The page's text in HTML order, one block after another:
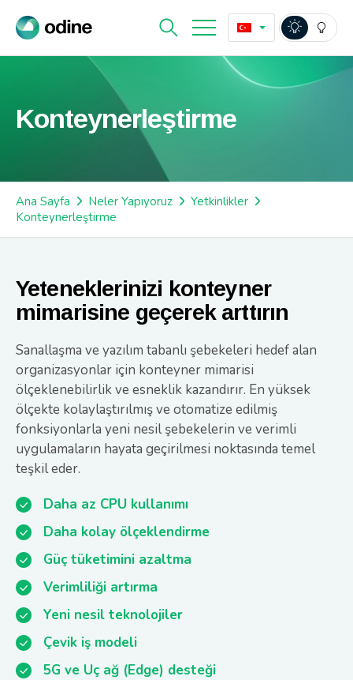
Konteynerleştirme
Ana Sayfa Neler Yapıyoruz
Yetkinlikler
Konteynerleştirme
Yeteneklerinizi konteyner
mimarisine geçerek arttırın
Sanallaşma ve yazılım tabanlı şebekeleri hedef alan
organizasyonlar için konteyner mimarisi
ölçeklenebilirlik ve esneklik kazandırır. En yüksek
ölçekte kolaylaştırılmış ve otomatize edilmiş
fonksiyonlarla yeni nesil şebekelerin ve verimli
uygulamaların hayata geçirilmesi noktasında temel
teşkil eder.
Daha az CPU kullanımı
Daha kolay ölçeklendirme
Güç tüketimini azaltma
Verimliliği artırma
Yeni nesil teknolojiler
Çevik iş modeli
5G ve Uç ağ (Edge) desteği